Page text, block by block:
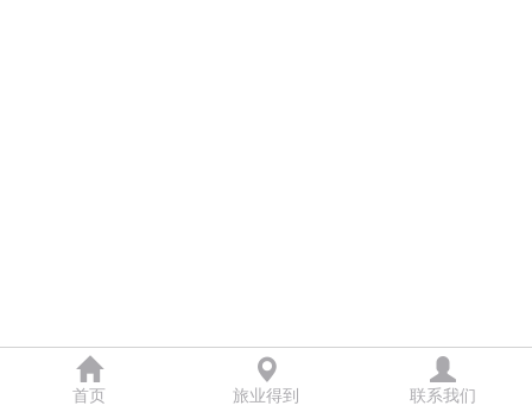
首页 旅业得到 联系我们